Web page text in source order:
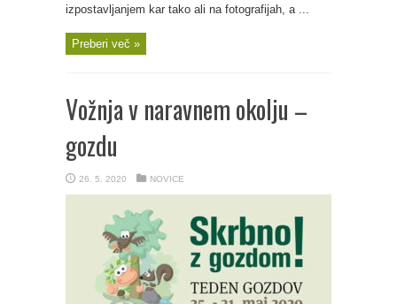
izpostavljanjem kar tako ali na fotografijah, a ...
Preberi več »
Vožnja v naravnem okolju –
gozdu
26. 5. 2020 NOVICE